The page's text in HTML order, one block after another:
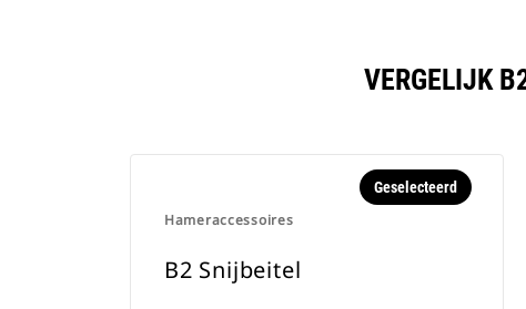
VERGELIJK
Hameraccessoires
Geselecteerd
B2 Snijbeitel